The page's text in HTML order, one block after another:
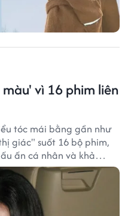
vì 16 phim liên
tóc mái bằng gần như
giác" suốt 16 bộ phim,
ấn cá nhân và khả